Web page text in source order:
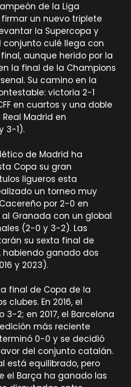
de la Liga
un nuevo triplete
la Supercopa y
conjunto culé llega con
aunque herido por la
la final de la Champions
Su camino en la
victoria 2-1
en cuartos y una doble
Madrid en
3-1).
de Madrid ha
Copa su gran
ligueros esta
un torneo muy
por 2-0 en
Granada con un global
(2-0 y 3-2). Las
su sexta final de
habiendo ganado dos
y 2023).
final de Copa de la
clubes. En 2016, el
3-2; en 2017, el Barcelona
más reciente
0-0 y se decidió
del conjunto catalán.
está equilibrado, pero
el Barça ha ganado las